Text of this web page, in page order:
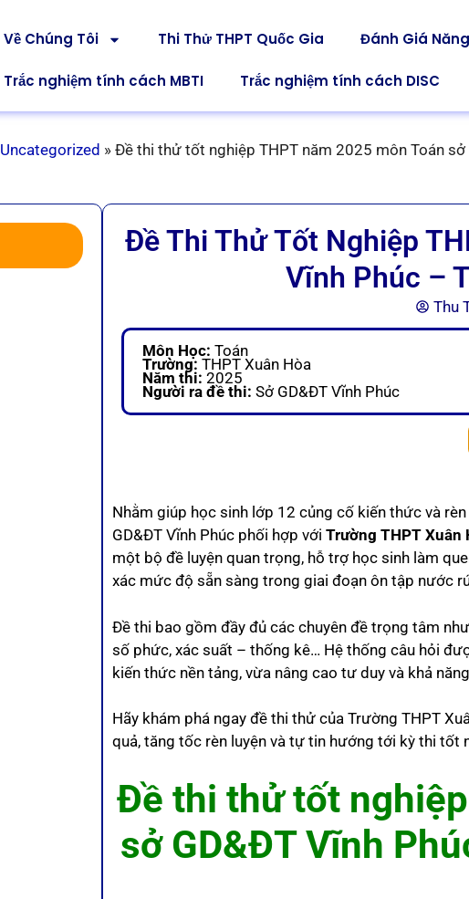
Về Chúng Tôi Thi Thử THPT Quốc Gia Đánh Giá
Trắc nghiệm tính cách MBTI Trắc nghiệm tính cách DISC
Uncategorized » Đề thi thử tốt nghiệp THPT năm 2025 môn Toán
Đề Thi Thử Tốt Nghiệp
Vĩnh Phúc –
Thu
Môn Học:Toán
Trường: THPT Xuân Hòa
Năm thi:2025
Người ra đề thi:Sở GD&ĐT Vĩnh Phúc
Nhằm giúp học sinh lớp 12 củng cố kiến thức và
GD&ĐT Vĩnh Phúc phối hợp vớiTrường THPT Xuân
một bộ đề luyện quan trọng, hỗ trợ học sinh làm
xác mức độ sẵn sàng trong giai đoạn ôn tập nước
Đề thi bao gồm đầy đủ các chuyên đề trọng tâm
số phức, xác suất – thống kê… Hệ thống câu hỏi
kiến thức nền tảng, vừa nâng cao tư duy và khả
Hãy khám phá ngay đề thi thử của Trường THPT
quả, tăng tốc rèn luyện và tự tin hướng tới kỳ thi tốt
Đề thi thử tốt
sở GD&ĐT Vĩnh